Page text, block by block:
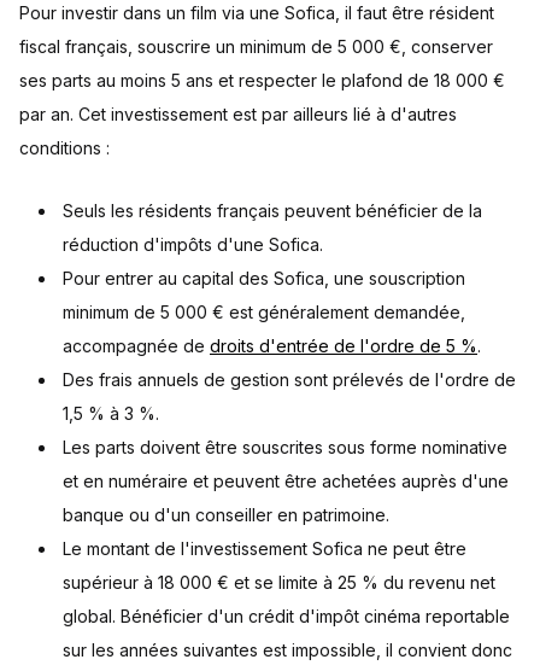
Pour investir dans un film via une Sofica, il faut être résident
fiscal français, souscrire un minimum de 5 000 €, conserver
ses parts au moins 5 ans et respecter le plafond de 18 000 €
par an. Cet investissement est par ailleurs lié à d'autres
conditions :
Seuls les résidents français peuvent bénéficier de la
réduction d'impôts d'une Sofica.
Pour entrer au capital des Sofica, une souscription
minimum de 5 000 € est généralement demandée,
accompagnée de droits d'entrée de l'ordre de 5 %.
Des frais annuels de gestion sont prélevés de l'ordre de
1,5 % à 3 %.
Les parts doivent être souscrites sous forme nominative
et en numéraire et peuvent être achetées auprès d'une
banque ou d'un conseiller en patrimoine.
Le montant de l'investissement Sofica ne peut être
supérieur à 18 000 € et se limite à 25 % du revenu net
global. Bénéficier d'un crédit d'impôt cinéma reportable
sur les années suivantes est impossible, il convient donc